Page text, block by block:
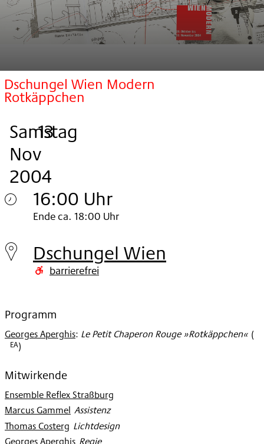
Dschungel Wien Modern
Rotkäppchen
Samstag
, 13
.
Nov
2004
.
16:00 Uhr
Samstag
13.
Nov
Ende ca. 18:00 Uhr
Dschungel Wien
barrierefrei
Programm
Georges Aperghis: Le Petit Chaperon Rouge »Rotkäppchen« (
EA)
Mitwirkende
Ensemble Reflex Straßburg
Marcus Gammel: Assistenz
Thomas Costerg: Lichtdesign